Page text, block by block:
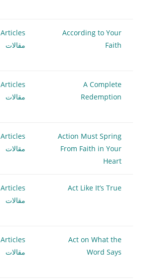
According to Your
Faith
Articles
مقالات
A Complete
Redemption
Articles
مقالات
Action Must Spring
From Faith in Your
Heart
Articles
مقالات
Act Like It’s True
Articles
مقالات
Act on What the
Word Says
Articles
مقالات